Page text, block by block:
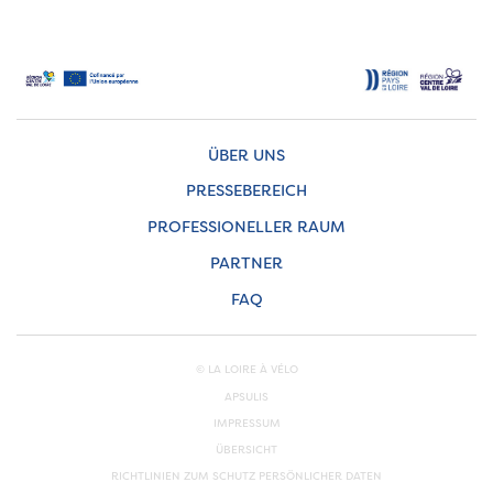
ÜBER UNS
PRESSEBEREICH
PROFESSIONELLER RAUM
PARTNER
FAQ
© LA LOIRE À VÉLO
APSULIS
IMPRESSUM
ÜBERSICHT
RICHTLINIEN ZUM SCHUTZ PERSÖNLICHER DATEN